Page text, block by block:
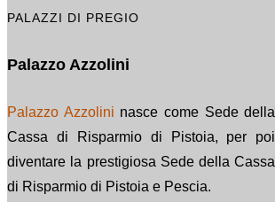
PALAZZI DI PREGIO
Palazzo Azzolini
Palazzo Azzolini nasce come Sede della
Cassa di Risparmio di Pistoia, per poi
diventare la prestigiosa Sede della Cassa
di Risparmio di Pistoia e Pescia.